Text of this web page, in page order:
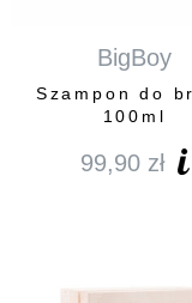
BigBoy
Szampon do
100ml
99,90 zł